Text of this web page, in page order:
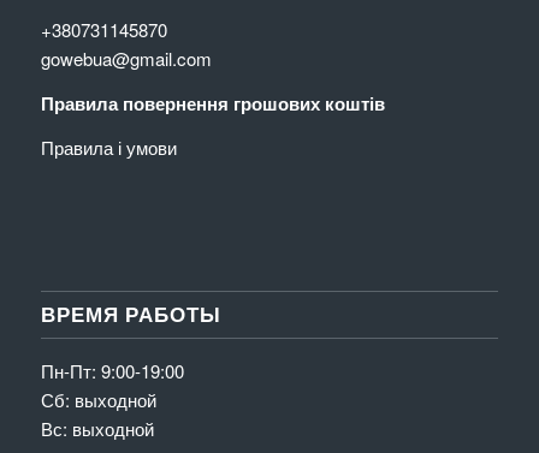
+380731145870
gowebua@gmail.com
Правила повернення грошових коштів
Правила і умови
ВРЕМЯ РАБОТЫ
Пн-Пт: 9:00-19:00
Сб: выходной
Вс: выходной